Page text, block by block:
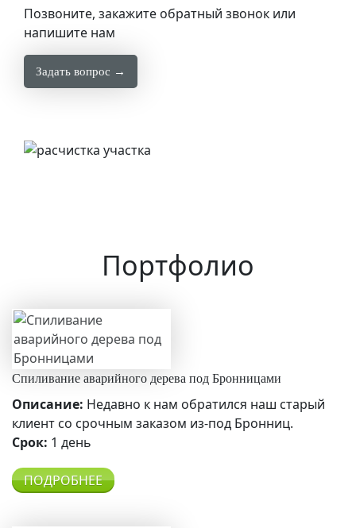
Позвоните, закажите обратный звонок или
напишите нам
Задать вопрос →
Портфолио
Спиливание аварийного дерева под Бронницами
Описание: Недавно к нам обратился наш старый
клиент со срочным заказом из-под Бронниц.
Срок: 1 день
ПОДРОБНЕЕ